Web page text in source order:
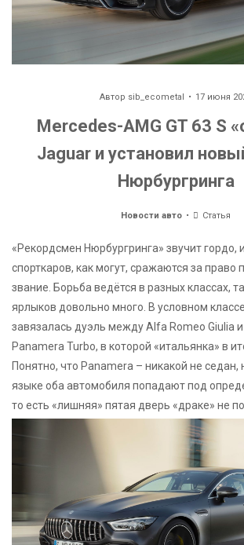
Автор sib_ecometal 17 июня
Mercedes-AMG GT 63 S
Jaguar и установил
Нюрбургринга
Новости авто Статья
«Рекордсмен Нюрбургринга» звучит гордо,
спорткаров, как могут, сражаются за право
звание. Борьба ведётся в разных классах,
ярлыков довольно много. В условном
завязалась дуэль между Alfa Romeo Giulia
Panamera Turbo, в которой «итальянка» в
Понятно, что Panamera – никакой не
языке оба автомобиля попадают под
то есть «лишняя» пятая дверь «драке» не